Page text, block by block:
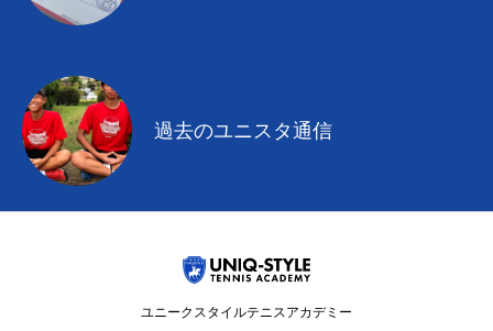
過去のユニスタ通信
ユニークスタイルテニスアカデミー